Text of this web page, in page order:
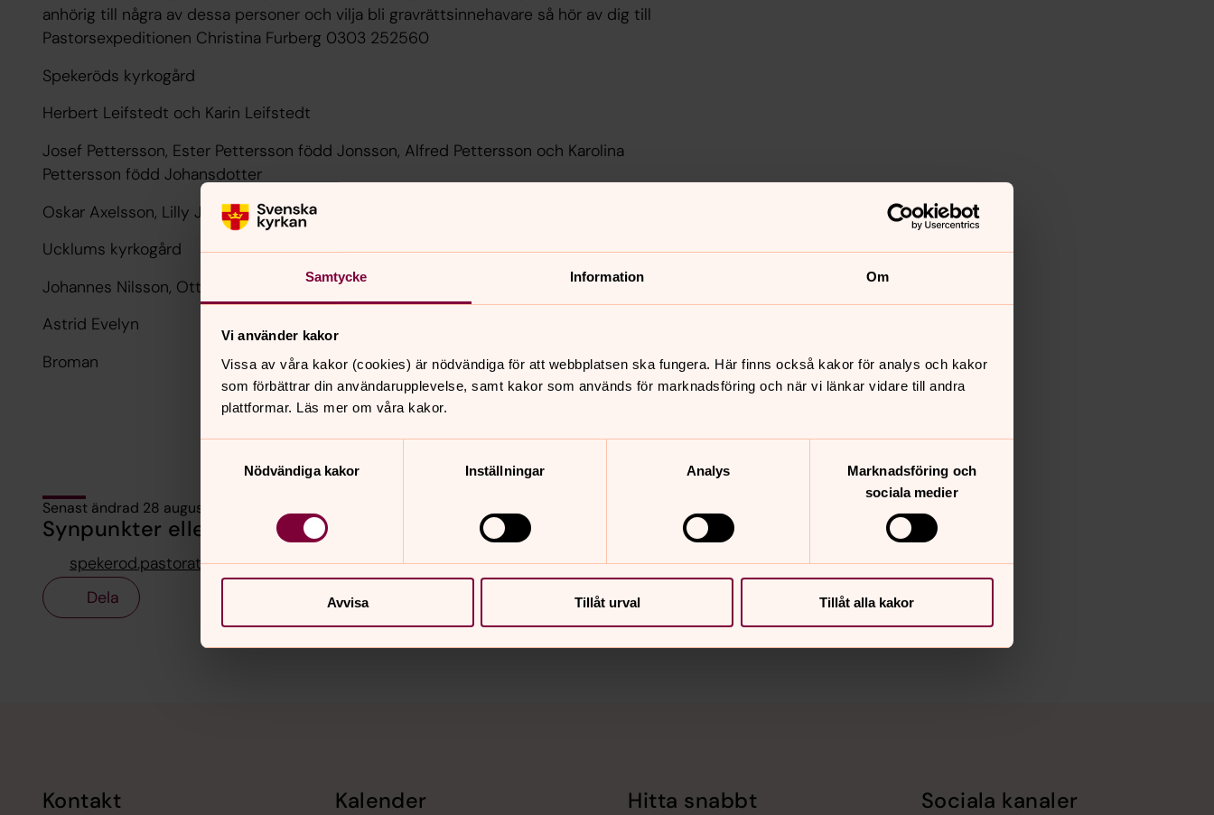
Samtycke Information Om
Vi använder kakor
Vissa av våra kakor (cookies) är nödvändiga för att webbplatsen ska fungera. Här finns också kakor för analys och kakor
som förbättrar din användarupplevelse, samt kakor som används för marknadsföring och när vi länkar vidare till andra
plattformar. Läs mer om våra kakor.
Nödvändiga kakor
Inställningar Analys
Marknadsföring och
sociala medier
Avvisa Tillåt urval Tillåt alla kakor
anhörig till några av dessa personer och vilja bli gravrättsinnehavare så hör av dig till
Pastorsexpeditionen Christina Furberg 0303 252560
Spekeröds kyrkogård
Herbert Leifstedt och Karin Leifstedt
Josef Pettersson, Ester Pettersson född Jonsson, Alfred Pettersson och Karolina
Pettersson född Johansdotter
Oskar Axelsson, Lilly Johansson, Jenny Johansson och John Axelsson
Ucklums kyrkogård
Johannes Nilsson, Otto Rehnberg, Anna Rehnberg och Ida Nilsson född Andersdotter
Astrid Evelyn
Broman
Senast ändrad 28 augusti 2018
Synpunkter eller frågor på sidans innehåll?
spekerod.pastorat@svenskakyrkan.se
Dela
Kontakt Kalender Hitta snabbt Sociala kanaler